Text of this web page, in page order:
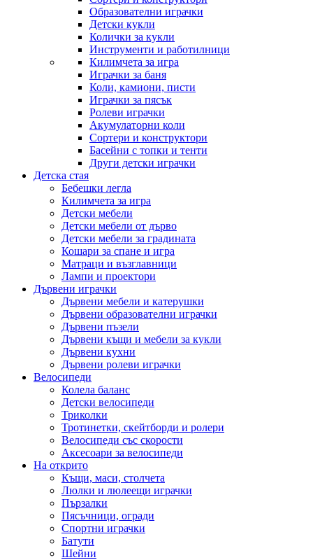
Образователни играчки
Детски кукли
Колички за кукли
Инструменти и работилници
Килимчета за игра
Играчки за баня
Коли, камиони, писти
Играчки за пясък
Ролеви играчки
Акумулаторни коли
Сортери и конструктори
Басейни с топки и тенти
Други детски играчки
Детска стая
Бебешки легла
Килимчета за игра
Детски мебели
Детски мебели от дърво
Детски мебели за градината
Кошари за спане и игра
Матраци и възглавници
Лампи и проектори
Дървени играчки
Дървени мебели и катерушки
Дървени образователни играчки
Дървени пъзели
Дървени къщи и мебели за кукли
Дървени кухни
Дървени ролеви играчки
Велосипеди
Колела баланс
Детски велосипеди
Триколки
Тротинетки, скейтборди и ролери
Велосипеди със скорости
Аксесоари за велосипеди
На открито
Къщи, маси, столчета
Люлки и люлеещи играчки
Пързалки
Пясъчници, огради
Спортни играчки
Батути
Шейни